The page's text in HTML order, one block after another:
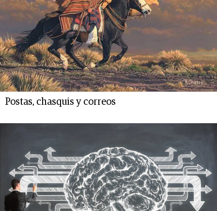
Postas, chasquis y correos